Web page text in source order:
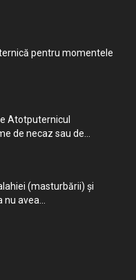
pentru momentele
Atotputernicul
de necaz sau de...
(masturbării) şi
nu avea...